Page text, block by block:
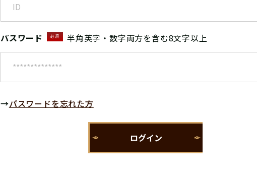
パスワード 必須 半角英字・数字両方を含む8文字以上
→パスワードを忘れた方